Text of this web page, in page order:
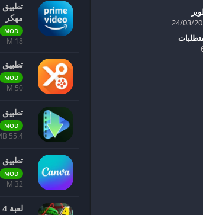
24/03/
مهكر
MOD
18 M
تطبيق YouCut مهكر
MOD
50 M
تطبيق Moviebox مهكر
MOD
55.4 MB
تطبيق Canva مهكر
MOD
32 M
لعبة Bob The Robber 4 مهكرة